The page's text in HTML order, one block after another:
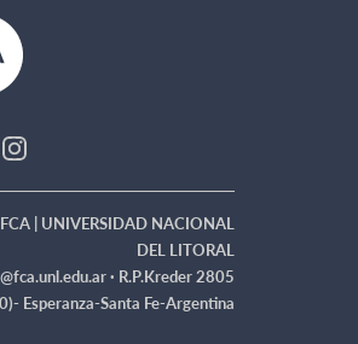
| UNIVERSIDAD NACIONAL
DEL LITORAL
· R.P.Kreder 2805
Esperanza-Santa Fe-Argentina